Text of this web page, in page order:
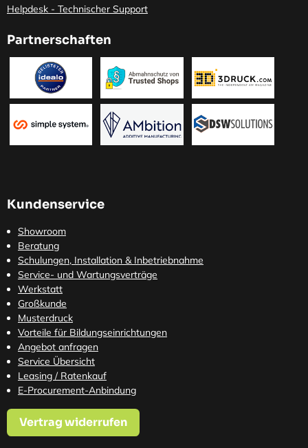
Helpdesk - Technischer Support
Partnerschaften
Kundenservice
Showroom
Beratung
Schulungen, Installation & Inbetriebnahme
Service- und Wartungsverträge
Werkstatt
Großkunde
Musterdruck
Vorteile für Bildungseinrichtungen
Angebot anfragen
Service Übersicht
Leasing / Ratenkauf
E-Procurement-Anbindung
Vertrag widerrufen